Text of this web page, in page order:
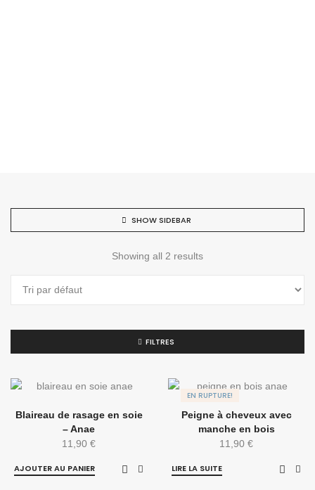
SHOW SIDEBAR
Showing all 2 results
FILTRES
Blaireau de rasage en soie
– Anae
11,90 €
AJOUTER AU PANIER
EN RUPTURE!
Peigne à cheveux avec
manche en bois
11,90 €
LIRE LA SUITE